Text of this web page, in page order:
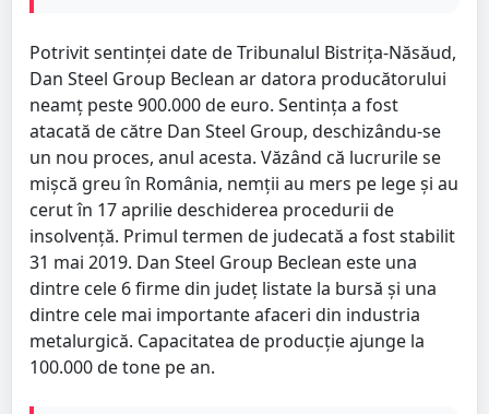
Potrivit sentinței date de Tribunalul Bistrița-Năsăud,
Dan Steel Group Beclean ar datora producătorului
neamț peste 900.000 de euro. Sentința a fost
atacată de către Dan Steel Group, deschizându-se
un nou proces, anul acesta. Văzând că lucrurile se
mișcă greu în România, nemții au mers pe lege și au
cerut în 17 aprilie deschiderea procedurii de
insolvență. Primul termen de judecată a fost stabilit
31 mai 2019. Dan Steel Group Beclean este una
dintre cele 6 firme din județ listate la bursă și una
dintre cele mai importante afaceri din industria
metalurgică. Capacitatea de producție ajunge la
100.000 de tone pe an.